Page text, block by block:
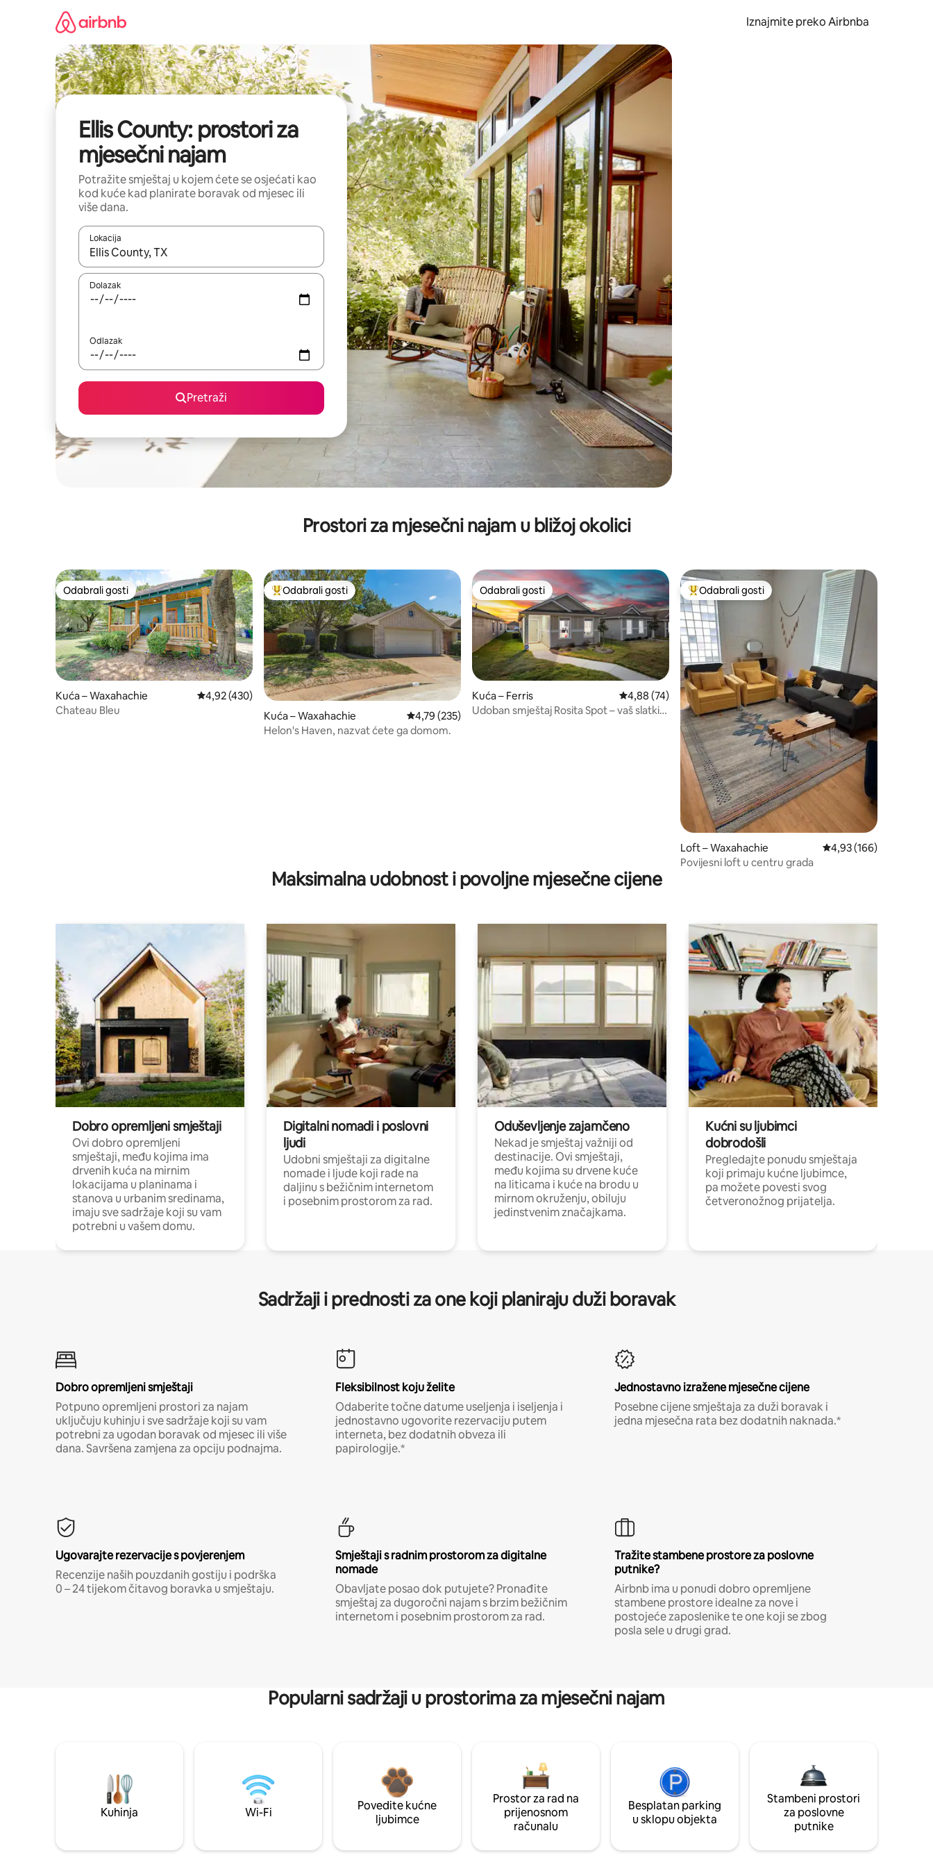
Iznajmite preko Airbnba
Ellis County: prostori za
mjesečni najam
Potražite smještaj u kojem ćete se osjećati kao
kod kuće kad planirate boravak od mjesec ili
više dana.
Lokacija
Kada budu dostupni rezultati, moći ćete ih pregledati koristeći se strelicama prema gore i prema dolje, kao i dodirom ili prelaskom prstom po zaslonu.
Dolazak
Odlazak
Pretraži
Prostori za mjesečni najam u bližoj okolici
Odabrali gosti
Odabrali gosti
Kuća – Waxahachie Prosječna ocjena: 4,92/5, recenzija: 430
4,92 (430)
Chateau Bleu
Među najviše rangiranima s oznakom „Odabrali gosti”
Odabrali gosti
Kuća – Waxahachie Prosječna ocjena: 4,79/5, recenzija: 235
4,79 (235)
Helon's Haven, nazvat ćete ga domom.
Odabrali gosti
Odabrali gosti
Kuća – Ferris Prosječna ocjena: 4,88/5, recenzija: 74
4,88 (74)
Udoban smještaj Rosita Spot – vaš slatki
Među najviše rangiranima s oznakom „Odabrali gosti”
Odabrali gosti
Loft – Waxahachie Prosječna ocjena:
4,93 (166)
Povijesni loft u centru grada
Maksimalna udobnost i povoljne mjesečne cijene
Dobro opremljeni smještaji
Ovi dobro opremljeni
smještaji, među kojima ima
drvenih kuća na mirnim
lokacijama u planinama i
stanova u urbanim sredinama,
imaju sve sadržaje koji su vam
potrebni u vašem domu.
Digitalni nomadi i poslovni
ljudi
Udobni smještaji za digitalne
nomade i ljude koji rade na
daljinu s bežičnim internetom
i posebnim prostorom za rad.
Oduševljenje zajamčeno
Nekad je smještaj važniji od
destinacije. Ovi smještaji,
među kojima su drvene kuće
na liticama i kuće na brodu u
mirnom okruženju, obiluju
jedinstvenim značajkama.
Kućni su ljubimci
dobrodošli
Pregledajte ponudu smještaja
koji primaju kućne ljubimce,
pa možete povesti svog
četveronožnog prijatelja.
Sadržaji i prednosti za one koji planiraju duži boravak
Dobro opremljeni smještaji
Potpuno opremljeni prostori za najam
uključuju kuhinju i sve sadržaje koji su vam
potrebni za ugodan boravak od mjesec ili više
dana. Savršena zamjena za opciju podnajma.
Fleksibilnost koju želite
Odaberite točne datume useljenja i iseljenja i
jednostavno ugovorite rezervaciju putem
interneta, bez dodatnih obveza ili
papirologije.*
Jednostavno izražene mjesečne cijene
Posebne cijene smještaja za duži boravak i
jedna mjesečna rata bez dodatnih naknada.*
Ugovarajte rezervacije s povjerenjem
Recenzije naših pouzdanih gostiju i podrška
0 – 24 tijekom čitavog boravka u smještaju.
Smještaji s radnim prostorom za digitalne
nomade
Obavljate posao dok putujete? Pronađite
smještaj za dugoročni najam s brzim bežičnim
internetom i posebnim prostorom za rad.
Tražite stambene prostore za poslovne
putnike?
Airbnb ima u ponudi dobro opremljene
stambene prostore idealne za nove i
postojeće zaposlenike te one koji se zbog
posla sele u drugi grad.
Popularni sadržaji u prostorima za mjesečni najam
Kuhinja Wi-Fi
Povedite kućne
ljubimce
Prostor za rad na
prijenosnom
računalu
Besplatan parking
u sklopu objekta
Stambeni prostori
za poslovne
putnike